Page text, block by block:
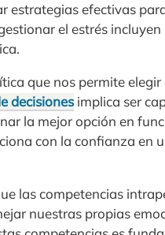
estrategias efectivas
el estrés incluyen
que nos permite elegir
decisionesimplica ser
la mejor opción en
con la confianza en
las competencias
nuestras propias